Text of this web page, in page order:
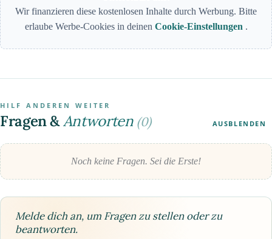
Wir finanzieren diese kostenlosen Inhalte durch Werbung. Bitte
erlaube Werbe-Cookies in deinen Cookie-Einstellungen .
HILF ANDEREN WEITER
Fragen &Antworten (0) AUSBLENDEN
Noch keine Fragen. Sei die Erste!
Melde dich an, um Fragen zu stellen oder zu
beantworten.